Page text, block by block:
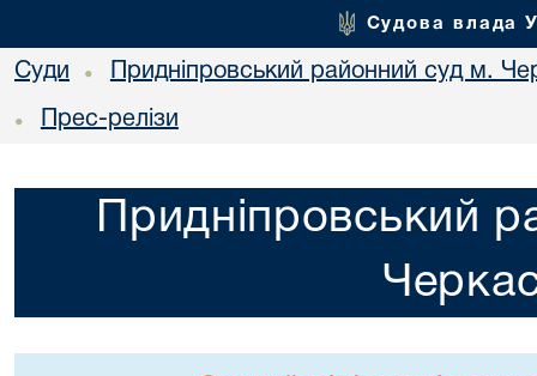
Судова влада
Суди • Придніпровський районний суд м.
• Прес-релізи
Придніпровський